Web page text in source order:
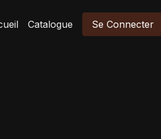
Catalogue Se Connecter